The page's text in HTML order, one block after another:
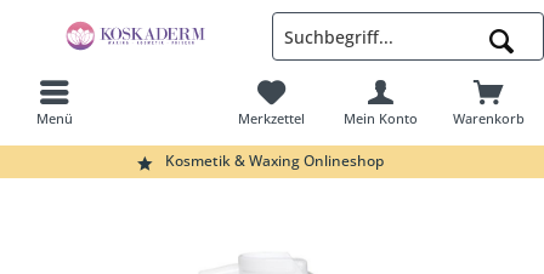
Kosmetik & Waxing Onlineshop
Menü Warenkorb
Merkzettel Mein Konto